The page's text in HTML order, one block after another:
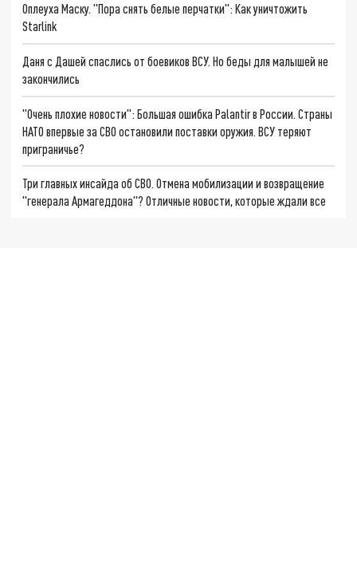
Оплеуха Маску. "Пора снять белые перчатки": Как уничтожить
Starlink
Даня с Дашей спаслись от боевиков ВСУ. Но беды для малышей не
закончились
"Очень плохие новости": Большая ошибка Palantir в России. Страны
НАТО впервые за СВО остановили поставки оружия. ВСУ теряют
приграничье?
Три главных инсайда об СВО. Отмена мобилизации и возвращение
"генерала Армагеддона"? Отличные новости, которые ждали все